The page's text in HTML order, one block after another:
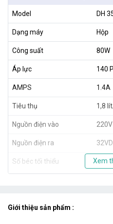
Model DH
Dạng máy Hộp
Công suất 80W
Áp lực 140
AMPS 1.4A
Tiêu thụ 1,8
Nguồn điện vào 220V
Nguồn điện ra
Số béc tối thiểu 20
Xem
Giới thiệu sản phẩm :